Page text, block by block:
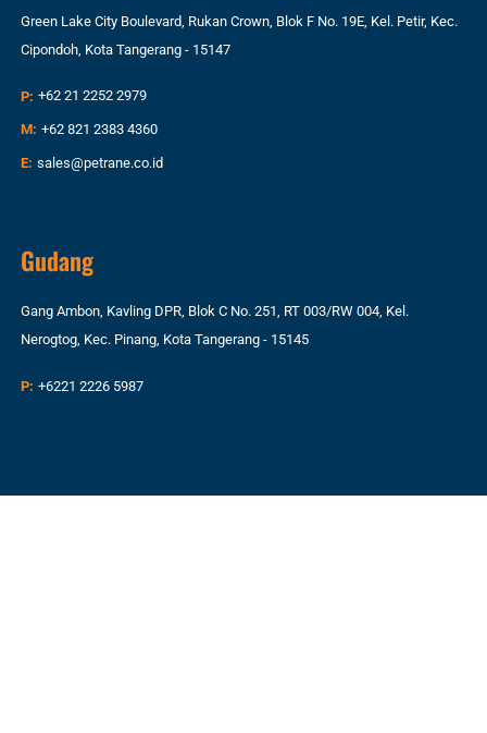
Green Lake City Boulevard, Rukan Crown, Blok F No. 19E, Kel. Petir, Kec.
Cipondoh, Kota Tangerang - 15147
P: +62 21 2252 2979
M: +62 821 2383 4360
E: sales@petrane.co.id
Gudang
Gang Ambon, Kavling DPR, Blok C No. 251, RT 003/RW 004, Kel.
Nerogtog, Kec. Pinang, Kota Tangerang - 15145
P: +6221 2226 5987